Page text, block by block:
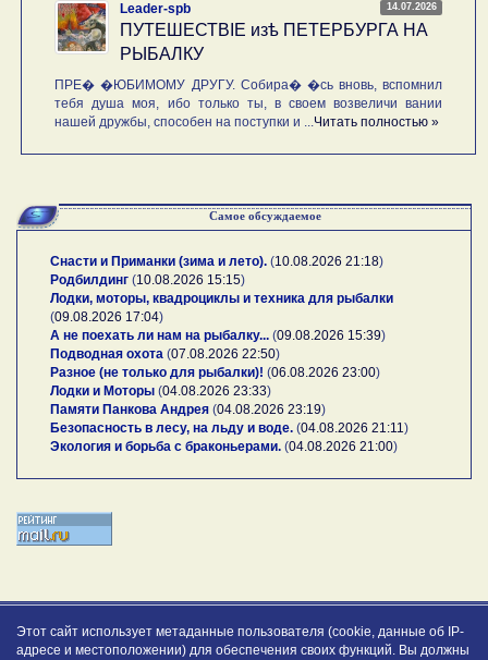
14.07.2026
Leader-spb
ПУТЕШЕСТВIE изѣ ПЕТЕРБУРГА НА
РЫБАЛКУ
ПРЕ� �ЮБИМОМУ ДРУГУ. Собира� �сь вновь, вспомнил
тебя душа моя, ибо только ты, в своем возвеличи вании
нашей дружбы, способен на поступки и ...Читать полностью »
Самое обсуждаемое
Снасти и Приманки (зима и лето). (10.08.2026 21:18)
Родбилдинг (10.08.2026 15:15)
Лодки, моторы, квадроциклы и техника для рыбалки
(09.08.2026 17:04)
А не поехать ли нам на рыбалку... (09.08.2026 15:39)
Подводная охота (07.08.2026 22:50)
Разное (не только для рыбалки)! (06.08.2026 23:00)
Лодки и Моторы (04.08.2026 23:33)
Памяти Панкова Андрея (04.08.2026 23:19)
Безопасность в лесу, на льду и воде. (04.08.2026 21:11)
Экология и борьба с браконьерами. (04.08.2026 21:00)
Этот сайт использует метаданные пользователя (cookie, данные об IP-
адресе и местоположении) для обеспечения своих функций. Вы должны